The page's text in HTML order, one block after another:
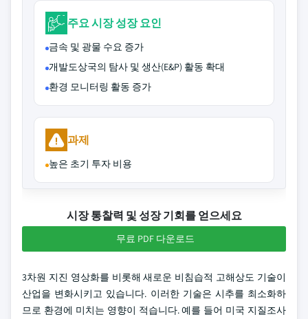
주요 시장 성장 요인
금속 및 광물 수요 증가
개발도상국의 탐사 및 생산(E&P) 활동 확대
환경 모니터링 활동 증가
과제
높은 초기 투자 비용
시장 통찰력 및 성장 기회를 얻으세요
무료 PDF 다운로드
3차원 지진 영상화를 비롯해 새로운 비침습적 고해상도 기술이
산업을 변화시키고 있습니다. 이러한 기술은 시추를 최소화하
므로 환경에 미치는 영향이 적습니다. 예를 들어 미국 지질조사